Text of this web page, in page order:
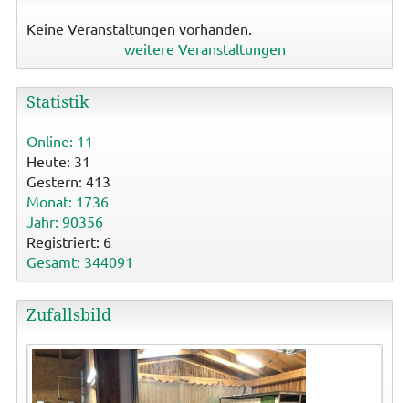
Keine Veranstaltungen vorhanden.
weitere Veranstaltungen
Statistik
Online: 11
Heute: 31
Gestern: 413
Monat: 1736
Jahr: 90356
Registriert: 6
Gesamt: 344091
Zufallsbild